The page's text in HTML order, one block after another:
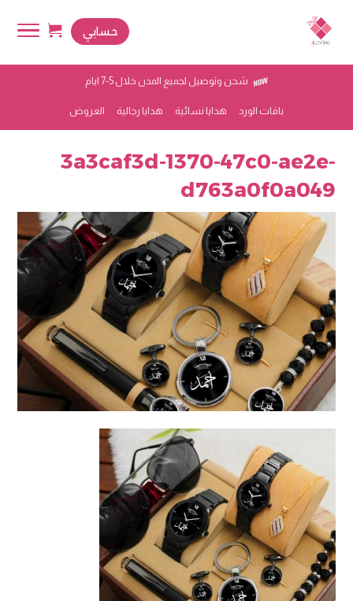
حسابي
باقات الورد هدايا نسائية هدايا رجالية العروض
3a3caf3d-1370-47c0-ae2e-
d763a0f0a049